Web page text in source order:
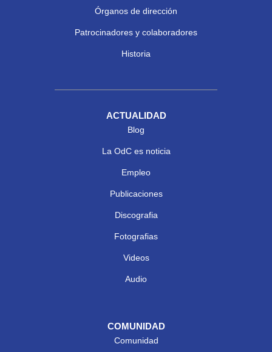
Órganos de dirección
Patrocinadores y colaboradores
Historia
ACTUALIDAD
Blog
La OdC es noticia
Empleo
Publicaciones
Discografia
Fotografias
Videos
Audio
COMUNIDAD
Comunidad